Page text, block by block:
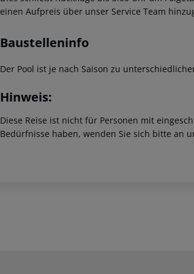
einen Aufpreis über unser Service Team
Baustelleninfo
Der Pool ist je nach Saison zu
Hinweis:
Diese Reise ist nicht für Personen mit
Bedürfnisse haben, wenden Sie sich bitte an